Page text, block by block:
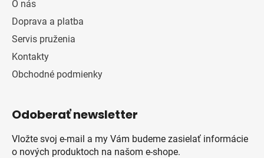
O nás
Doprava a platba
Servis pruženia
Kontakty
Obchodné podmienky
Odoberať newsletter
Vložte svoj e-mail a my Vám budeme zasielať informácie
o nových produktoch na našom e-shope.